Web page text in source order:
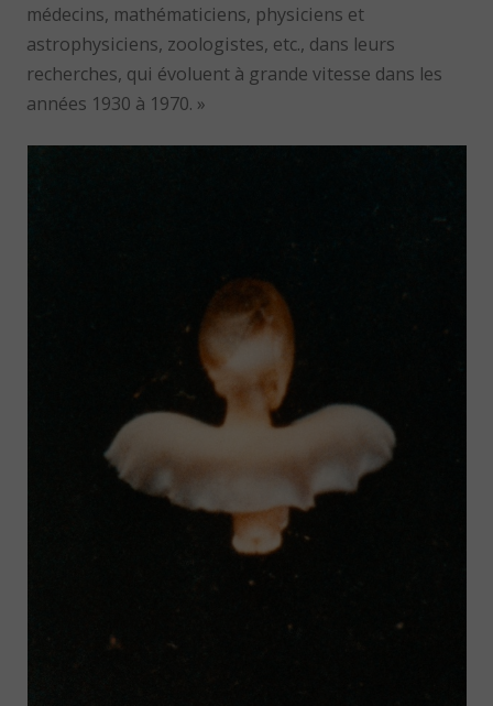
médecins, mathématiciens, physiciens et
astrophysiciens, zoologistes, etc., dans leurs
recherches, qui évoluent à grande vitesse dans les
années 1930 à 1970. »